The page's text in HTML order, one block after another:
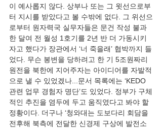
이 예사롭지 않다. 상부나 또는 그 윗선으로부
터 지시를 받았다고 볼 수밖에 없다. 그 위선으
로부터 원자력국 실무자들은 문건 작성 불과
한 달여 전 월성 1호기를 2년 반 더 가동시키
자고 했다가 장관에서 ‘너 죽을래’ 협박까지 들
었다. 무슨 봉변을 당하려고 한 기 5조원짜리
원전을 북한에 지어주자는 아이디어를 자발적
으로 낼 수 있었겠나...문서 목록에는 ‘KEDO
관련 업무 경험자 명단’도 있었다. 정부가 구체
적인 추진을 염두에 두고 움직였다고 봐야 할
정황이다. 더구나 ‘청와대는 도보다리 회담을
전후해 북측에 전달한 신경제 구상에 발전소